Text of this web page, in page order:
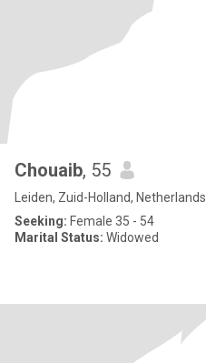
Chouaib, 55
Leiden, Zuid-Holland, Netherlands
Seeking: Female 35 - 54
Marital Status: Widowed